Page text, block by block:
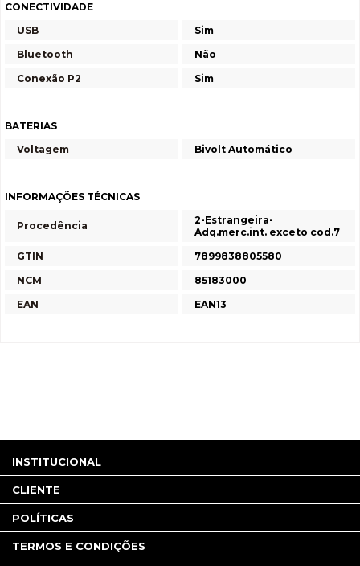
CONECTIVIDADE
USB
Sim
Bluetooth
Não
Conexão P2
Sim
BATERIAS
Voltagem
Bivolt Automático
INFORMAÇÕES TÉCNICAS
Procedência
2-Estrangeira-
Adq.merc.int. exceto cod.7
GTIN
7899838805580
NCM
85183000
EAN
EAN13
INSTITUCIONAL
CLIENTE
POLÍTICAS
TERMOS E CONDIÇÕES